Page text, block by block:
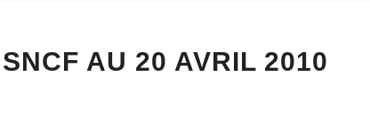
AU 20 AVRIL 2010